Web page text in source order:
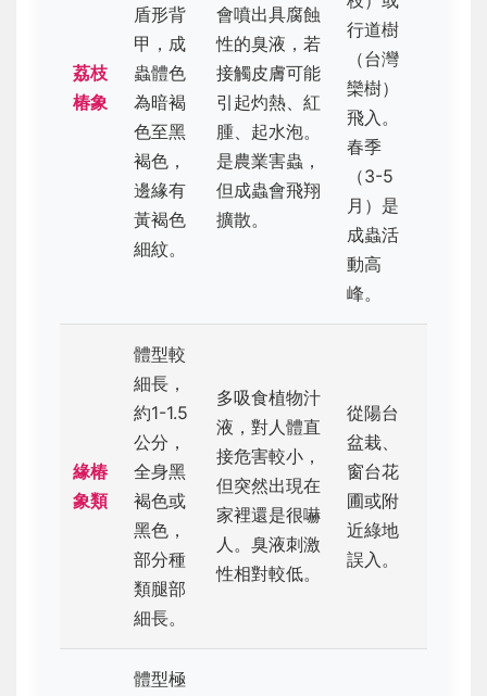
荔枝
椿象
盾形背
甲，成
蟲體色
為暗褐
色至黑
褐色，
邊緣有
黃褐色
細紋。
會噴出具腐蝕
性的臭液，若
接觸皮膚可能
引起灼熱、紅
腫、起水泡。
是農業害蟲，
但成蟲會飛翔
擴散。
行道樹
（台灣
欒樹）
飛入。
春季
（3-5
月）是
成蟲活
動高
峰。
緣椿
象類
體型較
細長，
約1-1.5
公分，
全身黑
褐色或
黑色，
部分種
類腿部
細長。
多吸食植物汁
液，對人體直
接危害較小，
但突然出現在
家裡還是很嚇
人。臭液刺激
性相對較低。
從陽台
盆栽、
窗台花
圃或附
近綠地
誤入。
體型極